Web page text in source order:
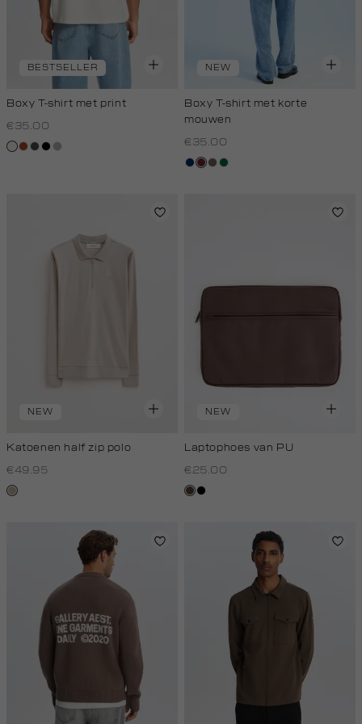
BESTSELLER
Boxy T-shirt met print
€35.00
creme,
bruin
donkergrijs
zwart
grijs,
NEW
Boxy T-shirt met korte
mouwen
€35.00
donkerblauw
bordeaux
lichtbruin
donkergroen
NEW
Katoenen half zip polo
€49.95
kit,
NEW
Laptophoes van PU
€25.00
donkerbruin
zwart